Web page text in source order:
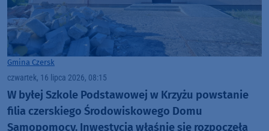
Gmina Czersk
czwartek, 16 lipca 2026, 08:15
W byłej Szkole Podstawowej w Krzyżu powstanie
filia czerskiego Środowiskowego Domu
Samopomocy. Inwestycja właśnie się rozpoczęła